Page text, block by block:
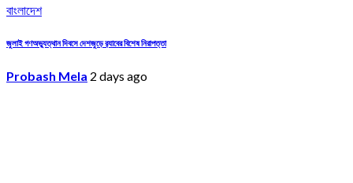
বাংলাদেশ
জুলাই গণঅভ্যুত্থান দিবসে দেশজুড়ে র‌্যাবের বিশেষ নিরাপত্তা
Probash Mela 2 days ago